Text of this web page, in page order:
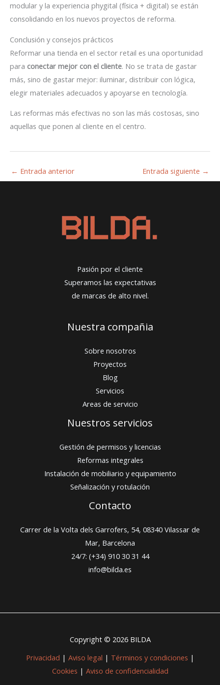
modular y la experiencia phygital (física + digital) se están
consolidando en los nuevos proyectos de reforma.
Conclusión y consejos prácticos
Reformar una tienda en el sector retail es una oportunidad
para conectar mejor con el cliente. No se trata de gastar
más, sino de gastar mejor: iluminar, distribuir con lógica,
elegir materiales adecuados y apoyarse en tecnología.
Las reformas más efectivas no son las más costosas, sino
aquellas que ponen al cliente en el centro.
← Entrada anterior Entrada siguiente →
Pasión por el cliente
Superamos las expectativas
de marcas de alto nivel.
Nuestra compañia
Sobre nosotros
Proyectos
Blog
Servicios
Areas de servicio
Nuestros servicios
Gestión de permisos y licencias
Reformas integrales
Instalación de mobiliario y equipamiento
Señalización y rotulación
Contacto
Carrer de la Volta dels Garrofers, 54, 08340 Vilassar de
Mar, Barcelona
24/7: (+34) 910 30 31 44
info@bilda.es
Copyright © 2026 BILDA
Privacidad | Aviso legal | Términos y condiciones |
Cookies | Aviso de confidencialidad